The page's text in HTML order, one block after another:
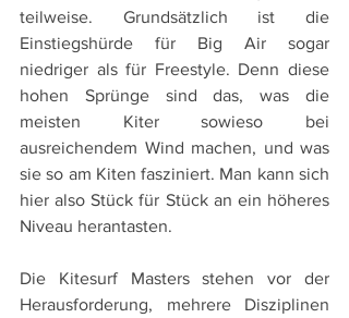
teilweise. Grundsätzlich ist die
Einstiegshürde für Big Air sogar
niedriger als für Freestyle. Denn diese
hohen Sprünge sind das, was die
meisten Kiter sowieso bei
ausreichendem Wind machen, und was
sie so am Kiten fasziniert. Man kann sich
hier also Stück für Stück an ein höheres
Niveau herantasten.
Die Kitesurf Masters stehen vor der
Herausforderung, mehrere Disziplinen